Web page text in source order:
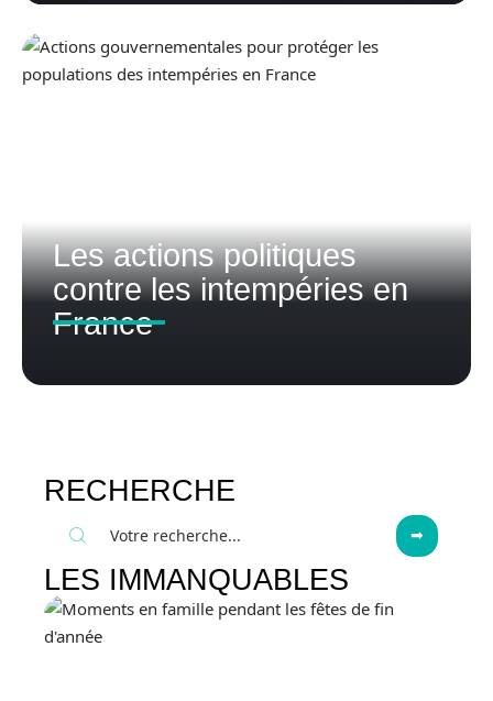
Les actions politiques
contre les intempéries en
France
RECHERCHE
LES IMMANQUABLES